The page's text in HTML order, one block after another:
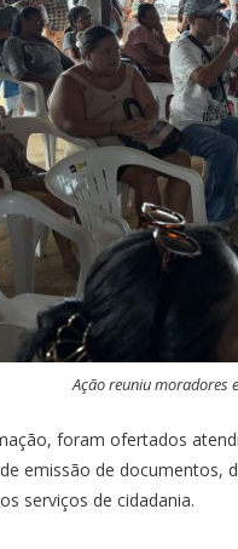
Ação reuniu moradores
foram ofertados
emissão de documentos,
serviços de cidadania.